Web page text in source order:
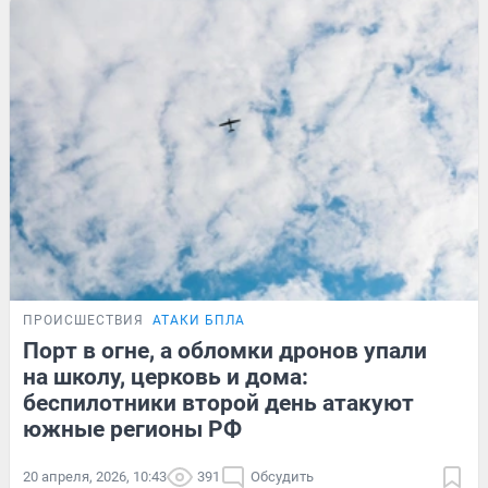
ПРОИСШЕСТВИЯ АТАКИ БПЛА
Порт в огне, а обломки дронов упали
на школу, церковь и дома:
беспилотники второй день атакуют
южные регионы РФ
20 апреля, 2026, 10:43 391 Обсудить